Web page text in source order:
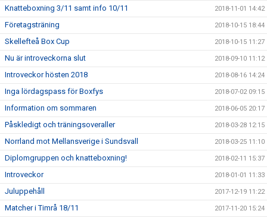
Knatteboxning 3/11 samt info 10/11 2018-11-01 14:42
Företagsträning 2018-10-15 18:44
Skellefteå Box Cup 2018-10-15 11:27
Nu är introveckorna slut 2018-09-10 11:12
Introveckor hösten 2018 2018-08-16 14:24
Inga lördagspass för Boxfys 2018-07-02 09:15
Information om sommaren 2018-06-05 20:17
Påskledigt och träningsoveraller 2018-03-28 12:15
Norrland mot Mellansverige i Sundsvall 2018-03-25 11:10
Diplomgruppen och knatteboxning! 2018-02-11 15:37
Introveckor 2018-01-01 11:33
Juluppehåll 2017-12-19 11:22
Matcher i Timrå 18/11 2017-11-20 15:24